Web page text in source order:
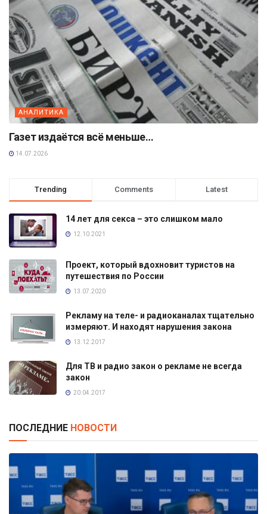
АНАЛИТИКА
Газет издаётся всё меньше…
14.07.2026
Trending Comments Latest
14 лет для секса – это слишком мало
12.10.2021
Проект, который вдохновит туристов на
путешествия по России
13.07.2020
Рекламу на теле- и радиоканалах тщательно
измеряют. И находят нарушения закона
13.12.2017
Для ТВ и радио закон о рекламе не всегда
закон
20.04.2017
ПОСЛЕДНИЕ НОВОСТИ